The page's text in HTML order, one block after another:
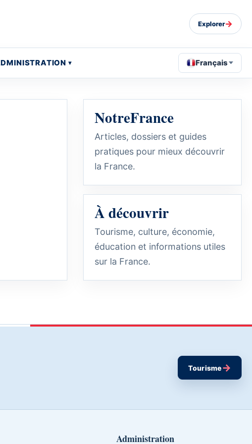
Explorer→
Français
NotreFrance
Articles, dossiers et guides
pratiques pour mieux découvrir
la France.
À découvrir
Tourisme, culture, économie,
éducation et informations utiles
sur la France.
Tourisme→
Administration